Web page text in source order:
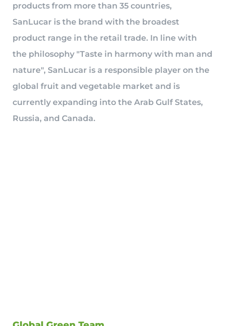
products from more than 35 countries,
SanLucar is the brand with the broadest
product range in the retail trade. In line with
the philosophy "Taste in harmony with man and
nature", SanLucar is a responsible player on the
global fruit and vegetable market and is
currently expanding into the Arab Gulf States,
Russia, and Canada.